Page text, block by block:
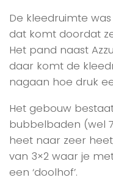
De kleedruimte
dat komt doordat
Het pand naast
daar komt de
nagaan hoe druk
Het gebouw
bubbelbaden (wel 7
heet naar zeer
van 3×2 waar je
een ‘doolhof’.